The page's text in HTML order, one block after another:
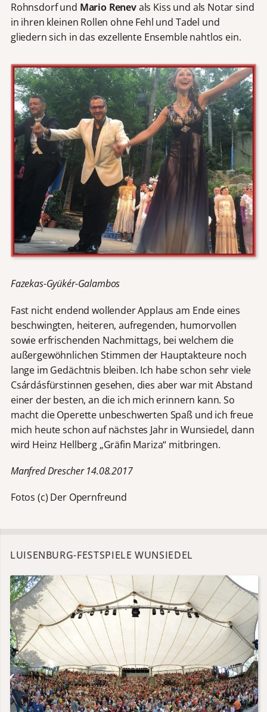
Rohnsdorf und Mario Renevals Kiss und als Notar sind
in ihren kleinen Rollen ohne Fehl und Tadel und
gliedern sich in das exzellente Ensemble nahtlos ein.
Fazekas-Gyükér-Galambos
Fast nicht endend wollender Applaus am Ende eines
beschwingten, heiteren, aufregenden, humorvollen
sowie erfrischenden Nachmittags, bei welchem die
außergewöhnlichen Stimmen der Hauptakteure noch
lange im Gedächtnis bleiben. Ich habe schon sehr viele
Csárdásfürstinnen gesehen, dies aber war mit Abstand
einer der besten, an die ich mich erinnern kann. So
macht die Operette unbeschwerten Spaß und ich freue
mich heute schon auf nächstes Jahr in Wunsiedel, dann
wird Heinz Hellberg „Gräfin Mariza“ mitbringen.
Manfred Drescher 14.08.2017
Fotos (c) Der Opernfreund
LUISENBURG-FESTSPIELE WUNSIEDEL